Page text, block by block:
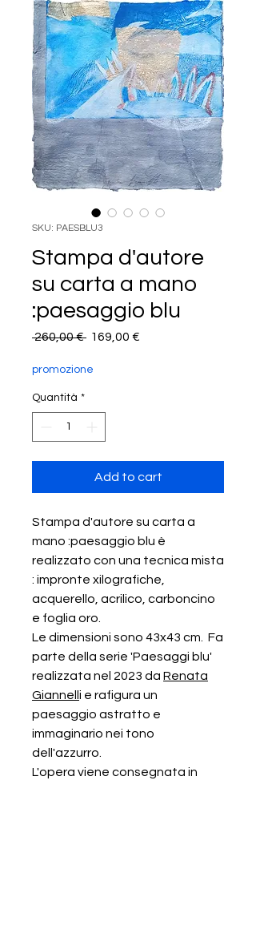
SKU: PAESBLU3
Stampa d'autore
su carta a mano
:paesaggio blu
260,00 € Prezzo
169,00 €
promozione
Quantità *
Add to cart
Stampa d'autore su carta a
mano :paesaggio blu è
realizzato con una tecnica mista
: impronte xilografiche,
acquerello, acrilico, carboncino
e foglia oro.
Le dimensioni sono 43x43 cm. Fa
parte della serie 'Paesaggi blu'
realizzata nel 2023 da Renata
Giannell i e rafigura un
paesaggio astratto e
immaginario nei tono
dell'azzurro.
L'opera viene consegnata in